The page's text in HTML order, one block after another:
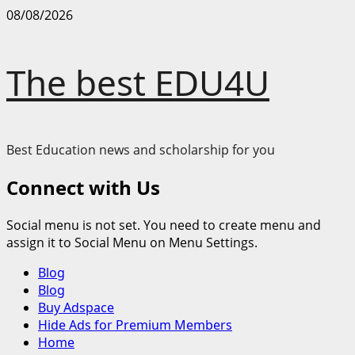
Skip
08/08/2026
The best EDU4U
Best Education news and scholarship for you
Connect with Us
Social menu is not set. You need to create menu and
assign it to Social Menu on Menu Settings.
Primary
Menu
Blog
Blog
Buy Adspace
Hide Ads for Premium Members
Home